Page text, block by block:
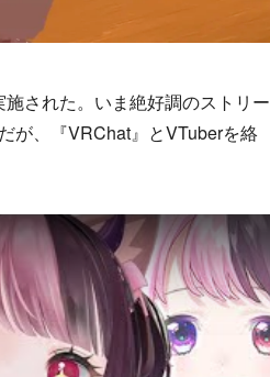
された。いま絶好調のストリー
が、『VRChat』とVTuberを絡